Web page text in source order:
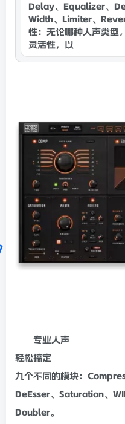
Delay、Equalizer、
Width、Limiter、
性：无论哪种人声类型
灵活性，以获得您所追
专业人声
轻松搞定
九个不同的模块：
DeEsser、Saturation、W
Doubler。